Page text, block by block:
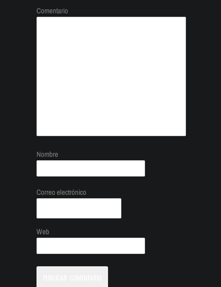
Comentario
Nombre
Correo electrónico
Web